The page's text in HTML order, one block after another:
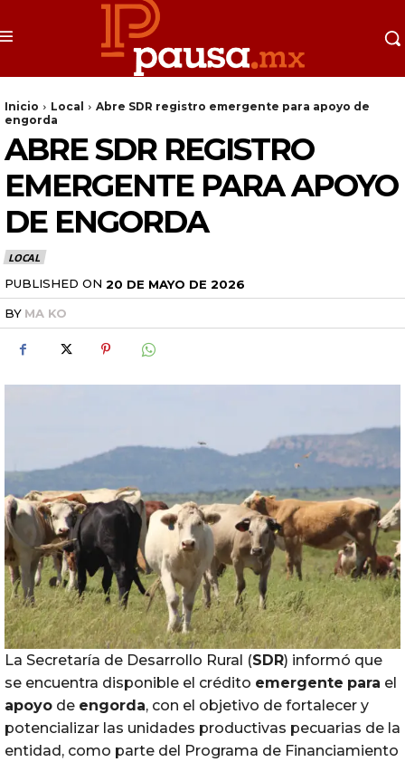
Inicio Local
Abre SDR registro emergente para apoyo de
engorda
ABRE SDR REGISTRO
EMERGENTE PARA APOYO
DE ENGORDA
LOCAL
PUBLISHED ON 20 DE MAYO DE 2026
BY MA KO
La Secretaría de Desarrollo Rural (SDR) informó que
se encuentra disponible el crédito emergente para el
apoyo de engorda, con el objetivo de fortalecer y
potencializar las unidades productivas pecuarias de la
entidad, como parte del Programa de Financiamiento